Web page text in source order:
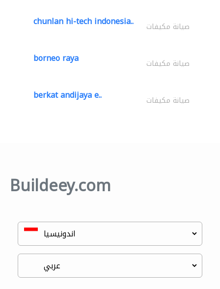
chunlan hi-tech indonesia.. صيانة مكيفات
borneo raya صيانة مكيفات
berkat andijaya e.. صيانة مكيفات
Buildeey.com